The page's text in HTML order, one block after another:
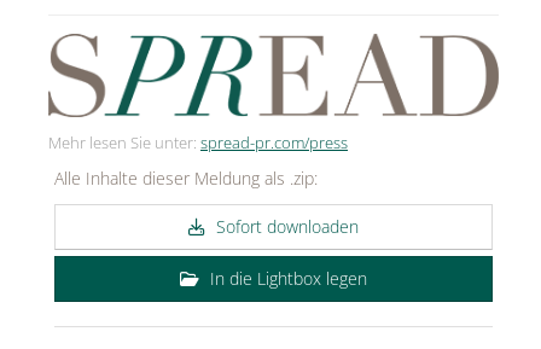
Mehr lesen Sie unter: spread-pr.com/press
Alle Inhalte dieser Meldung als .zip:
Sofort downloaden
In die Lightbox legen